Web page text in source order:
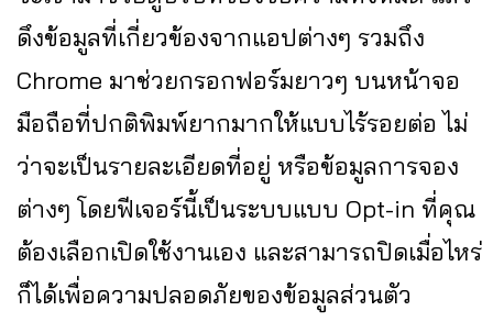
ดึงข้อมูลที่เกี่ยวข้องจากแอปต่างๆ รวมถึง
Chrome มาช่วยกรอกฟอร์มยาวๆ บนหน้าจอ
มือถือที่ปกติพิมพ์ยากมากให้แบบไร้รอยต่อ ไม่
ว่าจะเป็นรายละเอียดที่อยู่ หรือข้อมูลการจอง
ต่างๆ โดยฟีเจอร์นี้เป็นระบบแบบ Opt-in ที่คุณ
ต้องเลือกเปิดใช้งานเอง และสามารถปิดเมื่อไหร่
ก็ได้เพื่อความปลอดภัยของข้อมูลส่วนตัว